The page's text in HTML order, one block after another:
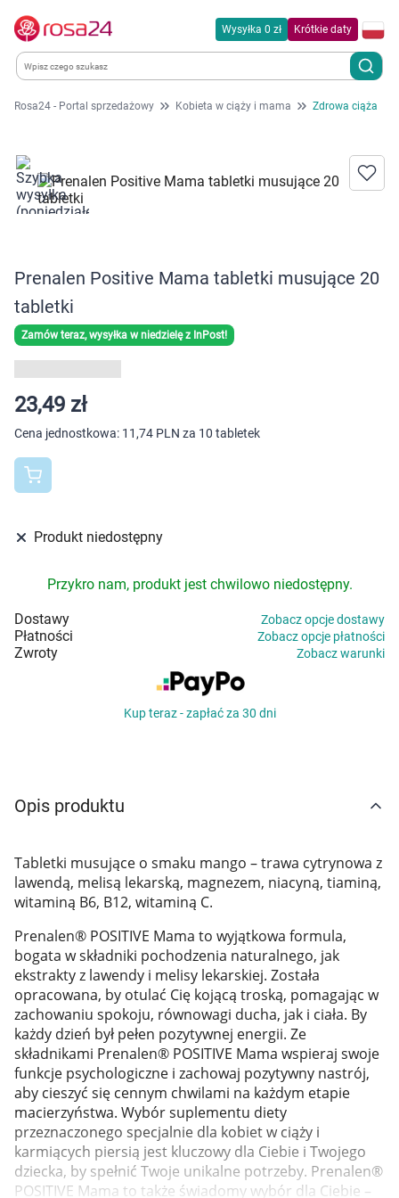
Korzystamy z plików cookies w celu
dostosowania zawartości serwisu do Twoich
Wysyłka 0 zł Krótkie daty
Kategorie
Chemia gospodarcza
Dla zwierząt
Zdrowie
Dziecko
Kosmetyki
Mężczyzna
Zdrowy styl życia
Zabawki
Marki
Rosa24 - Portal sprzedażowy Kobieta w ciąży i mama Zdrowa ciąża
Prenalen Positive Mama tabletki musujące 20
tabletki
Zamów teraz, wysyłka w niedzielę z InPost!
23,49 zł
Cena jednostkowa: 11,74 PLN za 10 tabletek
Produkt niedostępny
Przykro nam, produkt jest chwilowo niedostępny.
Dostawy Zobacz opcje dostawy
Płatności Zobacz opcje płatności
Zwroty Zobacz warunki
Kup teraz - zapłać za 30 dni
Opis produktu
Tabletki musujące o smaku mango – trawa cytrynowa z
lawendą, melisą lekarską, magnezem, niacyną, tiaminą,
witaminą B6, B12, witaminą C.
Prenalen® POSITIVE Mama to wyjątkowa formula,
bogata w składniki pochodzenia naturalnego, jak
ekstrakty z lawendy i melisy lekarskiej. Została
opracowana, by otulać Cię kojącą troską, pomagając w
zachowaniu spokoju, równowagi ducha, jak i ciała. By
każdy dzień był pełen pozytywnej energii. Ze
składnikami Prenalen® POSITIVE Mama wspieraj swoje
funkcje psychologiczne i zachowaj pozytywny nastrój,
aby cieszyć się cennym chwilami na każdym etapie
macierzyństwa. Wybór suplementu diety
przeznaczonego specjalnie dla kobiet w ciąży i
karmiących piersią jest kluczowy dla Ciebie i Twojego
dziecka, by spełnić Twoje unikalne potrzeby. Prenalen®
POSITIVE Mama to także świadomy wybór dla Ciebie –